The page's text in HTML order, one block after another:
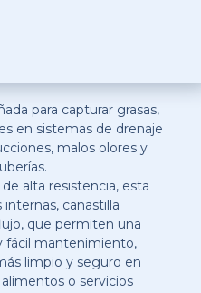
para capturar grasas,
en sistemas de drenaje
malos olores y
alta resistencia, esta
canastilla
que permiten una
fácil mantenimiento,
limpio y seguro en
o servicios